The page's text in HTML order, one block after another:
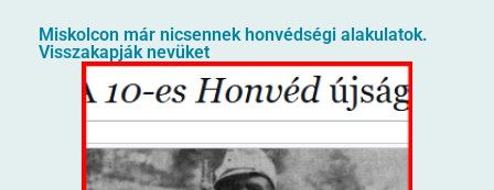
Miskolcon már nicsennek honvédségi alakulatok.
Visszakapják nevüket